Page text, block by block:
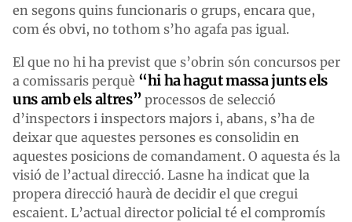
en segons quins funcionaris o grups, encara que,
com és obvi, no tothom s’ho agafa pas igual.
El que no hi ha previst que s’obrin són concursos per
a comissaris perquè “hi ha hagut massa junts els
uns amb els altres” processos de selecció
d’inspectors i inspectors majors i, abans, s’ha de
deixar que aquestes persones es consolidin en
aquestes posicions de comandament. O aquesta és la
visió de l’actual direcció. Lasne ha indicat que la
propera direcció haurà de decidir el que cregui
escaient. L’actual director policial té el compromís